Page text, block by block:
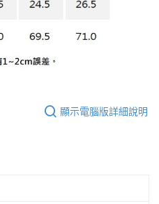
顯示電腦版詳細說明